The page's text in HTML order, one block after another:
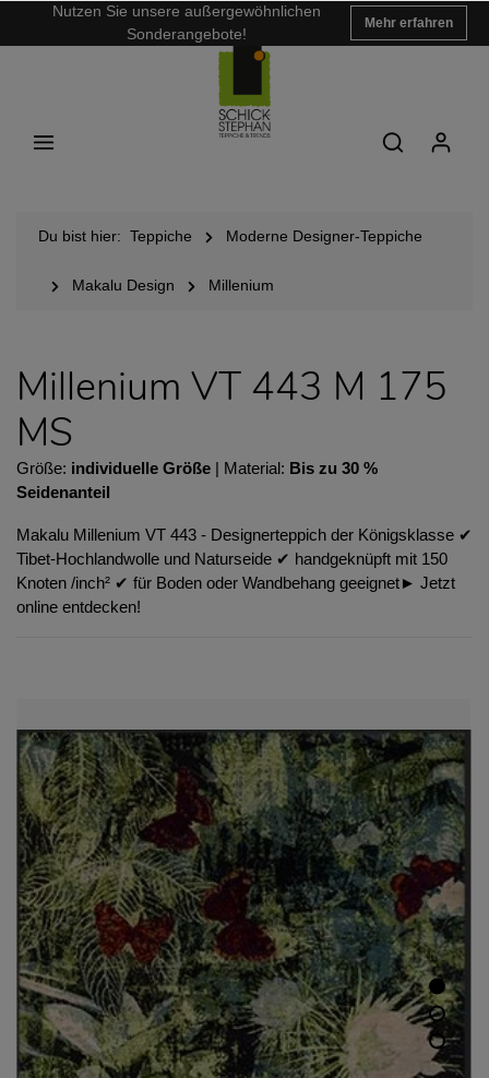
Nutzen Sie unsere außergewöhnlichen
Sonderangebote!
Mehr erfahren
Du bist hier: Teppiche Moderne Designer-Teppiche
Makalu Design Millenium
Millenium VT 443 M 175
MS
Größe: individuelle Größe | Material: Bis zu 30 %
Seidenanteil
Makalu Millenium VT 443 - Designerteppich der Königsklasse ✔︎
Tibet-Hochlandwolle und Naturseide ✔︎ handgeknüpft mit 150
Knoten /inch² ✔︎ für Boden oder Wandbehang geeignet► Jetzt
online entdecken!